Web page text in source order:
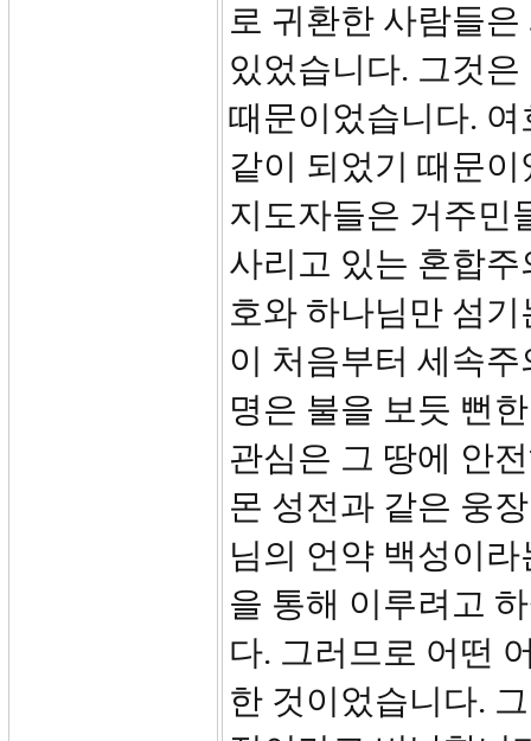
로 귀환한 사람들
있었습니다. 그것
때문이었습니다.
같이 되었기 때문
지도자들은 거주민
사리고 있는 혼합
호와 하나님만 섬
이 처음부터 세속
명은 불을 보듯 뻔
관심은 그 땅에 안
몬 성전과 같은 웅
님의 언약 백성이
을 통해 이루려고
다. 그러므로 어떤
한 것이었습니다.